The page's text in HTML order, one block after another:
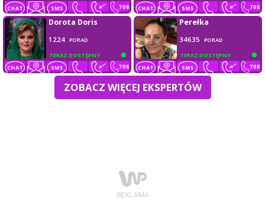
TERAZ DOSTĘPNY
Dorota Doris
1224 PORAD
TERAZ DOSTĘPNY
Perełka
34635 PORAD
ZOBACZ WIĘCEJ EKSPERTÓW